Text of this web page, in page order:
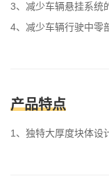
3、减少车辆悬挂系统
4、减少车辆行驶中零
产品特点
1、独特大厚度块体设